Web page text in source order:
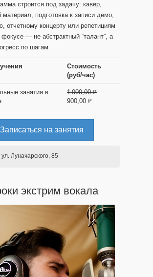
строится под задачу: кавер,
материал, подготовка к записи демо,
отчетному концерту или репетициям
— не абстрактный “талант”, а
по шагам.
Стоимость
(руб/час)
занятия в
1 000,00 ₽
900,00 ₽
Записаться на занятия
Луначарского, 85
экстрим вокала